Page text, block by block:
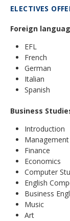
Inscription &
FAQ
Information générale
Année académique
Camps d'été et d'hiver
Fête des Narcisses
4km Run for Fun
Bal du Printemps
Histoire
Politique de
ELECTIVES
Foreign
EFL
French
German
Italian
Spanish
Business
Introduction
Management
Finance
Economics
Computer
English
Business
Music
Art